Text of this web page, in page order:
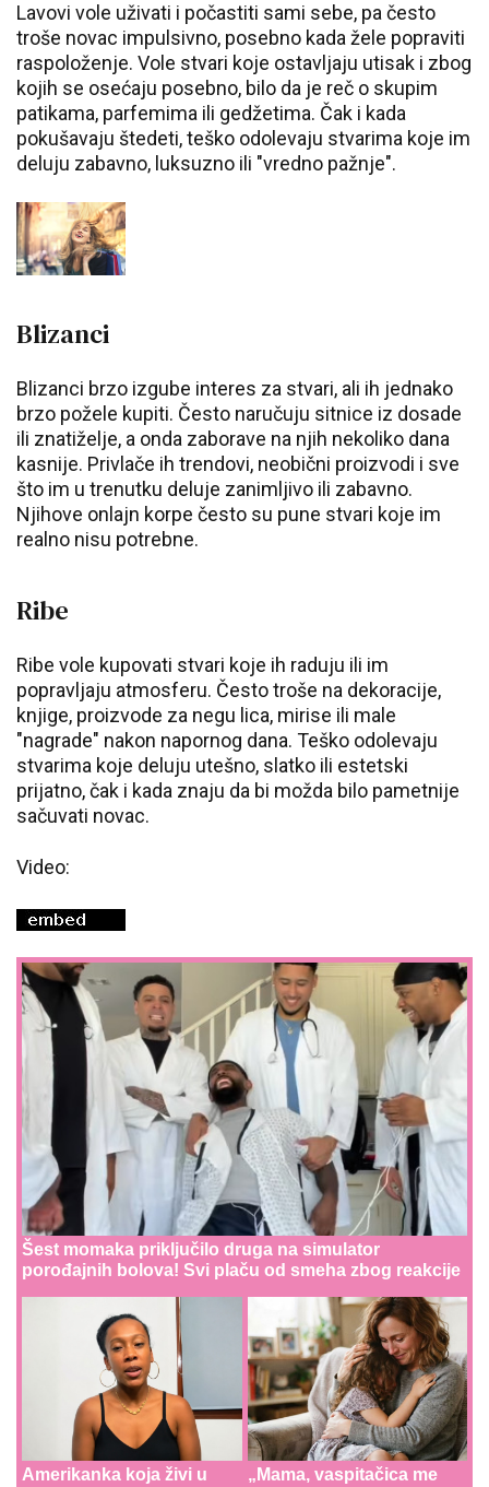
Lavovi vole uživati i počastiti sami sebe, pa često
troše novac impulsivno, posebno kada žele popraviti
raspoloženje. Vole stvari koje ostavljaju utisak i zbog
kojih se osećaju posebno, bilo da je reč o skupim
patikama, parfemima ili gedžetima. Čak i kada
pokušavaju štedeti, teško odolevaju stvarima koje im
deluju zabavno, luksuzno ili "vredno pažnje".
Blizanci
Blizanci brzo izgube interes za stvari, ali ih jednako
brzo požele kupiti. Često naručuju sitnice iz dosade
ili znatiželje, a onda zaborave na njih nekoliko dana
kasnije. Privlače ih trendovi, neobični proizvodi i sve
što im u trenutku deluje zanimljivo ili zabavno.
Njihove onlajn korpe često su pune stvari koje im
realno nisu potrebne.
Ribe
Ribe vole kupovati stvari koje ih raduju ili im
popravljaju atmosferu. Često troše na dekoracije,
knjige, proizvode za negu lica, mirise ili male
"nagrade" nakon napornog dana. Teško odolevaju
stvarima koje deluju utešno, slatko ili estetski
prijatno, čak i kada znaju da bi možda bilo pametnije
sačuvati novac.
Video:
Šest momaka priključilo druga na simulator
porođajnih bolova! Svi plaču od smeha zbog reakcije
Amerikanka koja živi u
„Mama, vaspitačica me